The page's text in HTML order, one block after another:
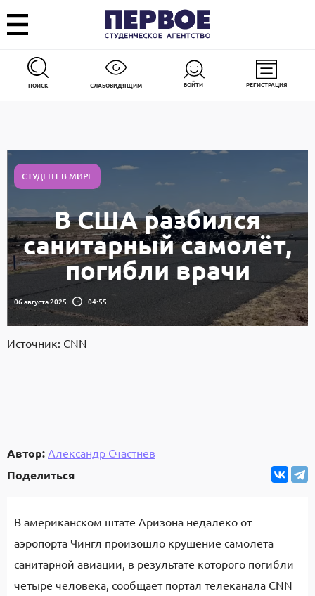
ПОИСК СЛАБОВИДЯЩИМ ВОЙТИ РЕГИСТРАЦИЯ
СТУДЕНТ В МИРЕ
В США разбился
санитарный самолёт,
погибли врачи
06 августа 2025 04:55
Источник: CNN
Автор: Александр Счастнев
Поделиться
В американском штате Аризона недалеко от
аэропорта Чингл произошло крушение самолета
санитарной авиации, в результате которого погибли
четыре человека, сообщает портал телеканала CNN